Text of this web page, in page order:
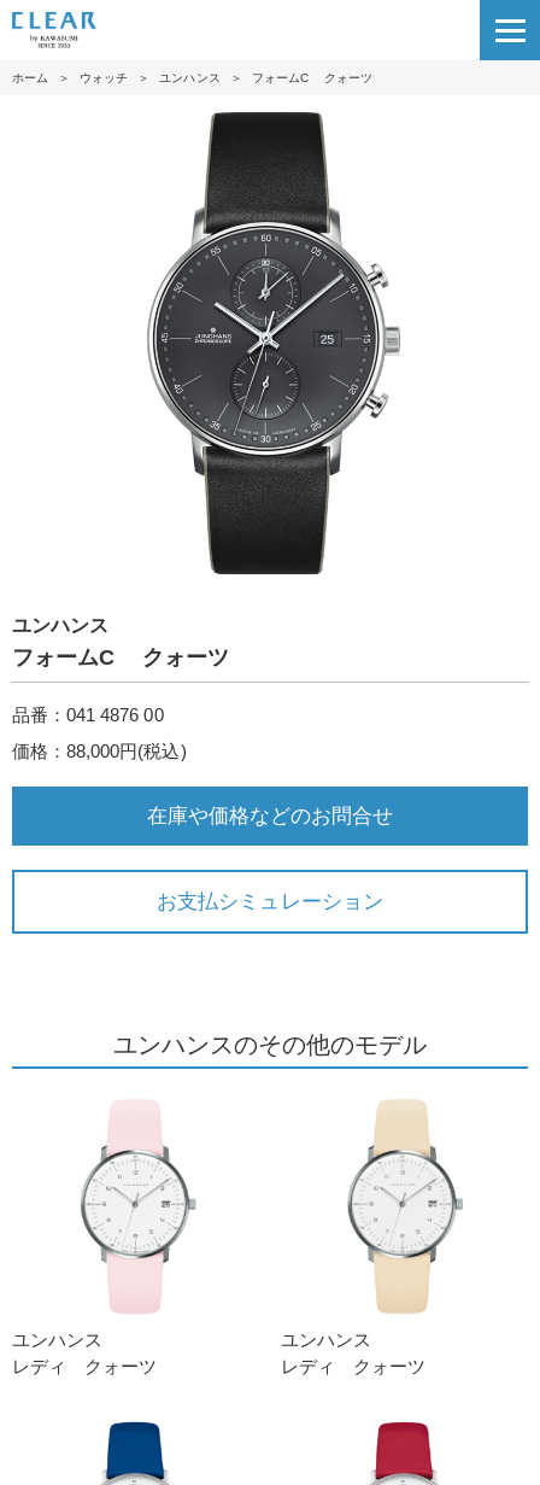
ホーム ＞ ウォッチ ＞ ユンハンス ＞ フォームC クォーツ
ユンハンス
フォームC クォーツ
品番：041 4876 00
価格：88,000円(税込)
在庫や価格などのお問合せ
お支払シミュレーション
ユンハンスのその他のモデル
ユンハンス
レディ クォーツ
ユンハンス
レディ クォーツ